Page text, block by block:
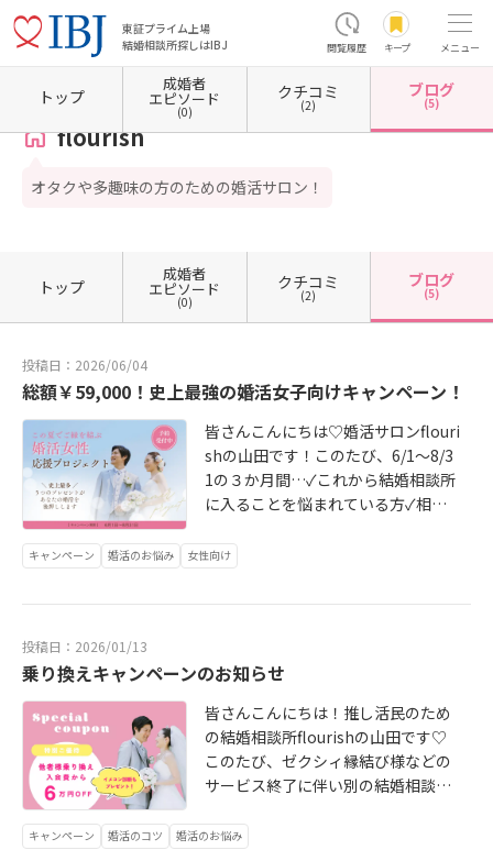
東証プライム上場
結婚相談所探しはIBJ
閲覧履歴 キープ メニュー
ホーム 神奈川県の結婚相談所 神奈川県横浜市 神奈川県横浜市西区 flourish
flourish
オタクや多趣味の方のための婚活サロン！
トップ
成婚者
エピソード
(0)
クチコミ
(2)
ブログ
(5)
トップ
成婚者
エピソード
(0)
クチコミ
(2)
ブログ
(5)
投稿日：2026/06/04
総額￥59,000！史上最強の婚活女子向けキャンペーン！
皆さんこんにちは♡婚活サロンflouri
shの山田です！このたび、6/1～8/3
1の３か月間…✓これから結婚相談所
に入ることを悩まれている方✓相談
しい方✓外見面でも特典やサポート
ど話だけでも聞いてみたい方そんな
その前に…flourishの無料面談は恋
０分ほどでオンライン・対面にて行
っております♡そのため、全国の方
に対応しております！さあそれで
は、プレゼント全て公開していきま
すよ！なんと対面無料相談を横浜で
受けて下さる方には「骨格診断」を
キャンペーン 婚活のお悩み 女性向け
投稿日：2026/01/13
乗り換えキャンペーンのお知らせ
皆さんこんにちは！推し活民のため
の結婚相談所flourishの山田です♡
このたび、ゼクシィ縁結び様などの
サービス終了に伴い別の結婚相談所
くいってないな…」と他相談所へ乗
キャンペーン 婚活のコツ 婚活のお悩み